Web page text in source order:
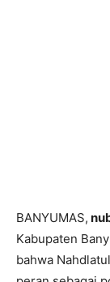
BANYUMAS,
Kabupaten
bahwa